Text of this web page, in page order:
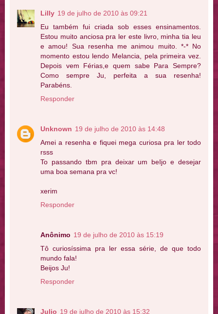
Lilly 19 de julho de 2010 às 09:21
Eu também fui criada sob esses ensinamentos.
Estou muito anciosa pra ler este livro, minha tia leu
e amou! Sua resenha me animou muito. *-* No
momento estou lendo Melancia, pela primeira vez.
Depois vem Férias,e quem sabe Para Sempre?
Como sempre Ju, perfeita a sua resenha!
Parabéns.
Responder
Unknown 19 de julho de 2010 às 14:48
Amei a resenha e fiquei mega curiosa pra ler todo
rsss
To passando tbm pra deixar um beIjo e desejar
uma boa semana pra vc!
xerim
Responder
Anônimo 19 de julho de 2010 às 15:19
Tô curiosíssima pra ler essa série, de que todo
mundo fala!
Beijos Ju!
Responder
Julio 19 de julho de 2010 às 15:32